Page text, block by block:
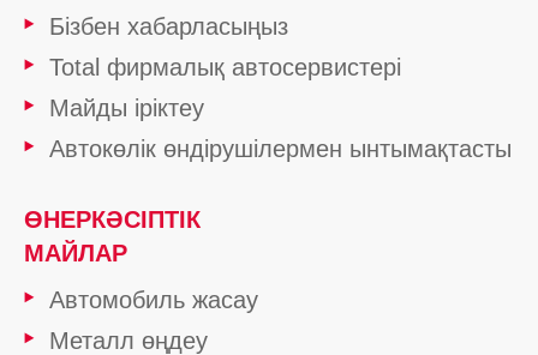
Бізбен хабарласыңыз
Total фирмалық автосервистері
Майды іріктеу
Автокөлік өндірушілермен ынтымақтасты
ӨНЕРКӘСІПТІК
МАЙЛАР
Автомобиль жасау
Металл өңдеу